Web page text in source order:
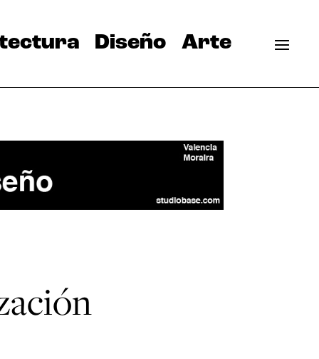
Diseño Arte